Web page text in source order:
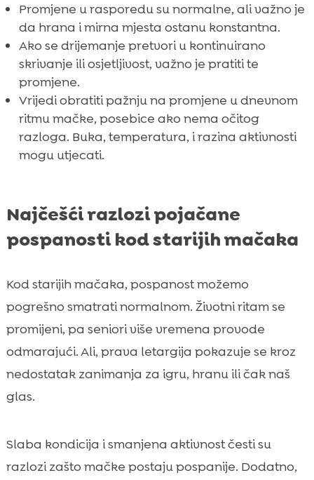
Promjene u rasporedu su normalne, ali važno je
da hrana i mirna mjesta ostanu konstantna.
Ako se drijemanje pretvori u kontinuirano
skrivanje ili osjetljivost, važno je pratiti te
promjene.
Vrijedi obratiti pažnju na promjene u dnevnom
ritmu mačke, posebice ako nema očitog
razloga. Buka, temperatura, i razina aktivnosti
mogu utjecati.
Najčešći razlozi pojačane
pospanosti kod starijih mačaka
Kod starijih mačaka, pospanost možemo
pogrešno smatrati normalnom. Životni ritam se
promijeni, pa seniori više vremena provode
odmarajući. Ali, prava letargija pokazuje se kroz
nedostatak zanimanja za igru, hranu ili čak naš
glas.
Slaba kondicija i smanjena aktivnost česti su
razlozi zašto mačke postaju pospanije. Dodatno,